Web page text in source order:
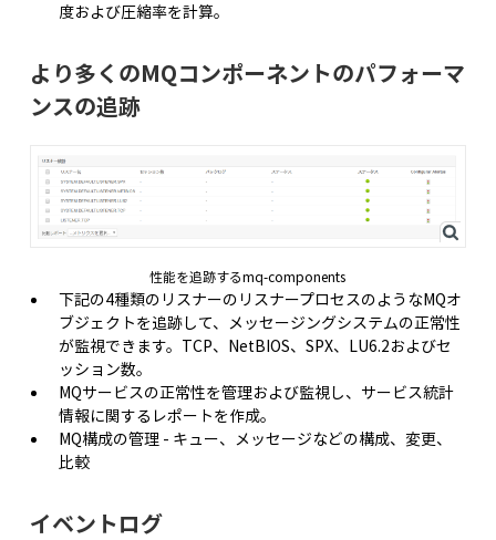
度および圧縮率を計算。
より多くのMQコンポーネントのパフォーマ
ンスの追跡
性能を追跡するmq-components
下記の4種類のリスナーのリスナープロセスのようなMQオ
ブジェクトを追跡して、メッセージングシステムの正常性
が監視できます。TCP、NetBIOS、SPX、LU6.2およびセ
ッション数。
MQサービスの正常性を管理および監視し、サービス統計
情報に関するレポートを作成。
MQ構成の管理 - キュー、メッセージなどの構成、変更、
比較
イベントログ